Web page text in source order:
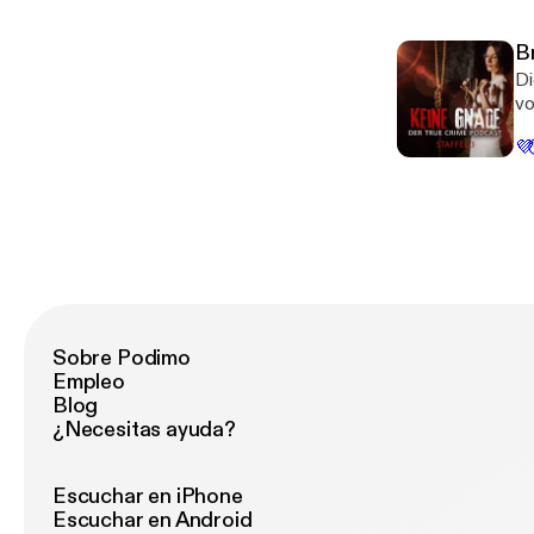
💜
Sobre Podimo
Empleo
Blog
¿Necesitas ayuda?
Escuchar en iPhone
Escuchar en Android